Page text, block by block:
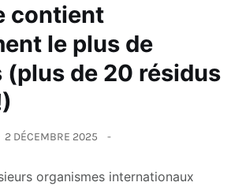
contient
le plus de
de 20 résidus
2 DÉCEMBRE 2025
organismes internationaux